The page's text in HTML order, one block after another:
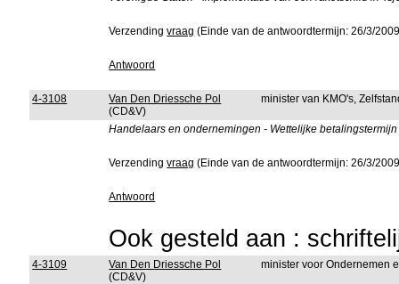
Verzendingvraag (Einde van de antwoordtermijn: 26/3/
Antwoord
4-3108
Van Den Driessche Pol
(CD&V)
minister van KMO's,
Handelaars en ondernemingen - Wettelijke
Verzendingvraag (Einde van de antwoordtermijn: 26/3/
Antwoord
Ook gesteld aan :
4-3109
Van Den Driessche Pol
(CD&V)
minister voor Ondernemen